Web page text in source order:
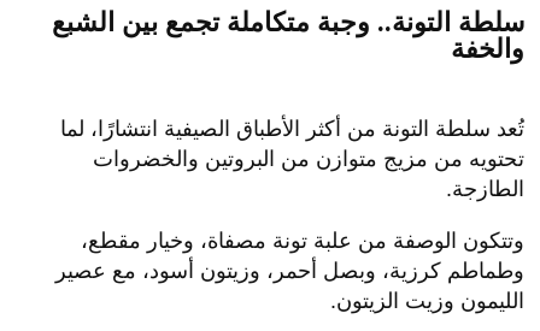
سلطة التونة.. وجبة متكاملة تجمع بين الشبع
والخفة
تُعد سلطة التونة من أكثر الأطباق الصيفية انتشارًا، لما
تحتويه من مزيج متوازن من البروتين والخضروات
الطازجة.
وتتكون الوصفة من علبة تونة مصفاة، وخيار مقطع،
وطماطم كرزية، وبصل أحمر، وزيتون أسود، مع عصير
الليمون وزيت الزيتون.